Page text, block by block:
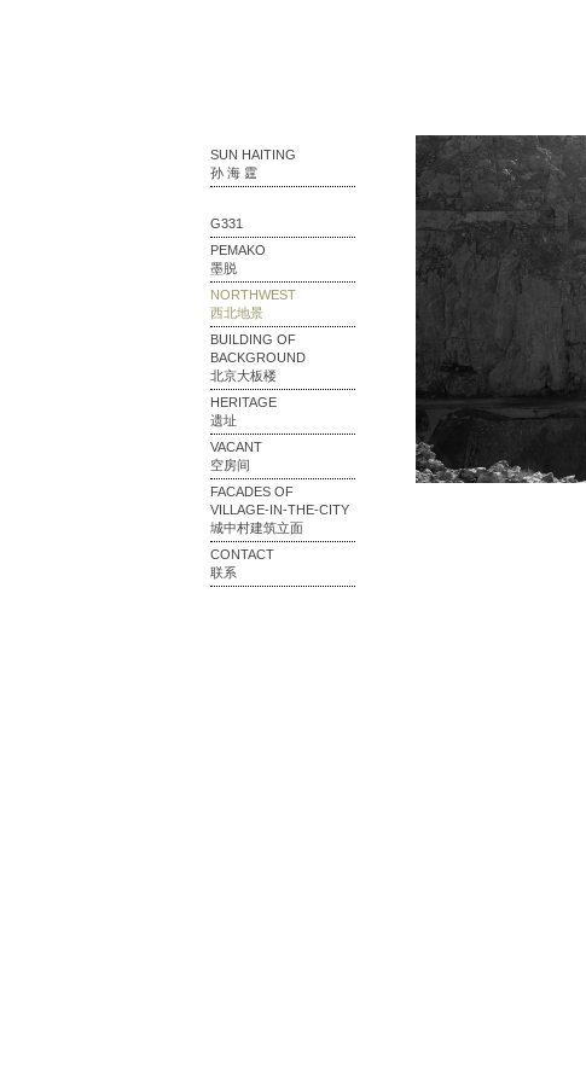
SUN HAITING
孙 海 霆
G331
PEMAKO
墨脱
NORTHWEST
西北地景
BUILDING OF
BACKGROUND
北京大板楼
HERITAGE
遗址
VACANT
空房间
FACADES OF
VILLAGE-IN-THE-CITY
城中村建筑立面
CONTACT
联系